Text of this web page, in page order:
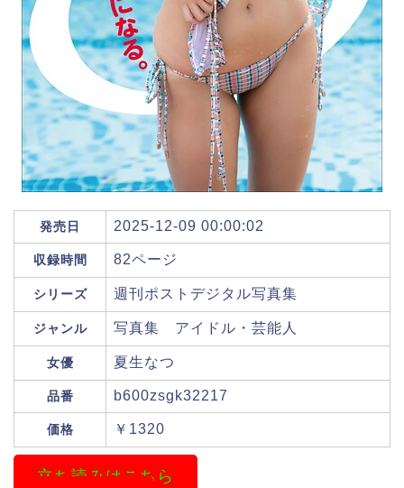
発売日 2025-12-09 00:00:02
収録時間 82ページ
シリーズ 週刊ポストデジタル写真集
ジャンル 写真集 アイドル・芸能人
女優 夏生なつ
品番 b600zsgk32217
価格 ￥1320
立ち読みはこちら